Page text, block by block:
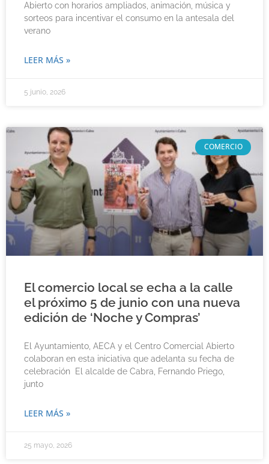
Abierto con horarios ampliados, animación, música y
sorteos para incentivar el consumo en la antesala del
verano
LEER MÁS »
5 junio, 2026
COMERCIO
El comercio local se echa a la calle
el próximo 5 de junio con una nueva
edición de ‘Noche y Compras’
El Ayuntamiento, AECA y el Centro Comercial Abierto
colaboran en esta iniciativa que adelanta su fecha de
celebración El alcalde de Cabra, Fernando Priego,
junto
LEER MÁS »
25 mayo, 2026